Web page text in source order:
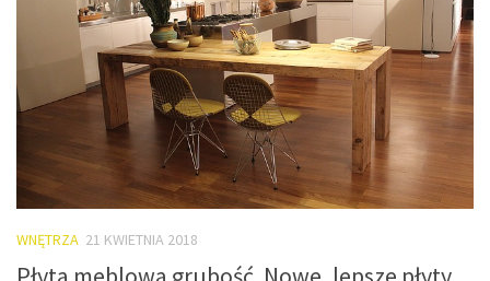
WNĘTRZA 21 KWIETNIA 2018